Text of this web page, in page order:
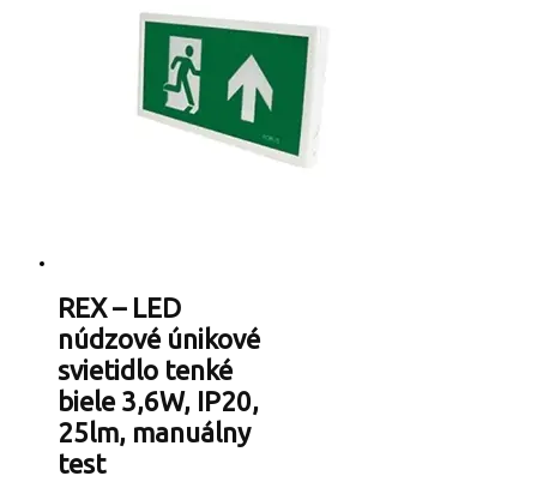
REX – LED
núdzové únikové
svietidlo tenké
biele 3,6W, IP20,
25lm, manuálny
test